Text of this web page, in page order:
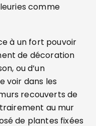
comme
à un fort pouvoir
de décoration
ou d’un
voir dans les
recouverts de
au mur
de plantes fixées